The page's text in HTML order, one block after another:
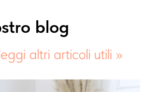
blog
altri articoli utili >>